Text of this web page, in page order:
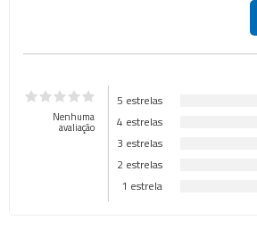
Nenhuma
avaliação
5 estrelas
4 estrelas
3 estrelas
2 estrelas
1 estrela